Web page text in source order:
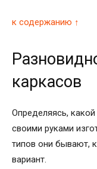
к содержанию ↑
каркасов
Определяясь,
своими руками
типов они бывают,
вариант.